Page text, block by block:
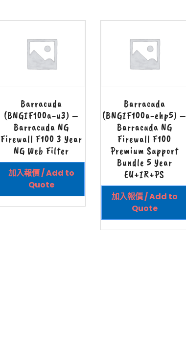
Barracuda
(BNGIF100a-u3) –
Barracuda NG
Firewall F100 3 Year
NG Web Filter
加入報價 / Add to
Quote
Barracuda
(BNGIF100a-ehp5) –
Barracuda NG
Firewall F100
Premium Support
Bundle 5 Year
EU+IR+PS
加入報價 / Add to
Quote